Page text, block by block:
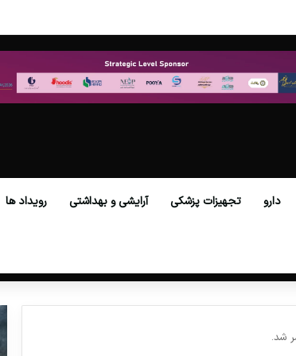
دارو تجهیزات پزشکی آرایشی و بهداشتی رویداد ها